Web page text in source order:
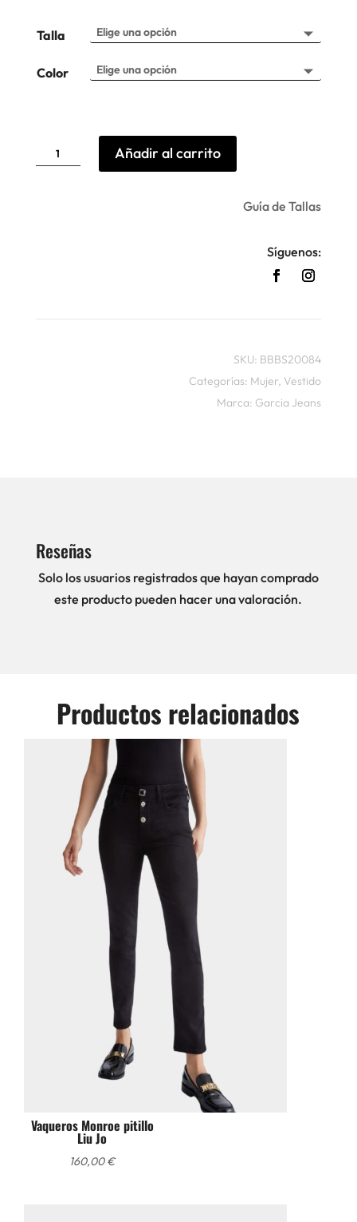
Talla
Color
Vestido
canalé
botones
Añadir al carrito
Guía de Tallas
Síguenos:
SKU: BBBS20084
Categorías: Mujer, Vestido
Marca: Garcia Jeans
Reseñas
Solo los usuarios registrados que hayan comprado
este producto pueden hacer una valoración.
Productos relacionados
Vaqueros Monroe pitillo
Liu Jo
160,00€